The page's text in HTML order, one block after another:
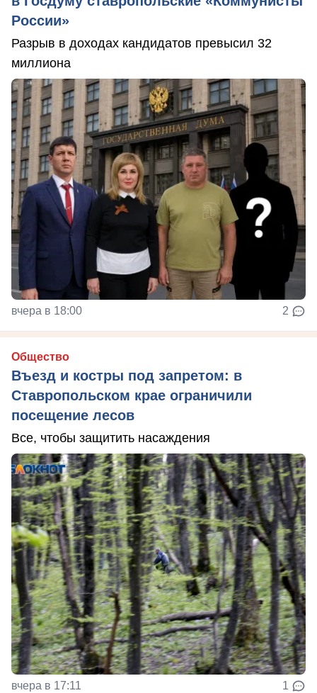
России»
Разрыв в доходах кандидатов превысил 32
миллиона
вчера в 18:00 2
Общество
Въезд и костры под запретом: в
Ставропольском крае ограничили
посещение лесов
Все, чтобы защитить насаждения
вчера в 17:11 1